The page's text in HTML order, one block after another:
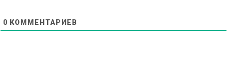
0 КОММЕНТАРИЕВ